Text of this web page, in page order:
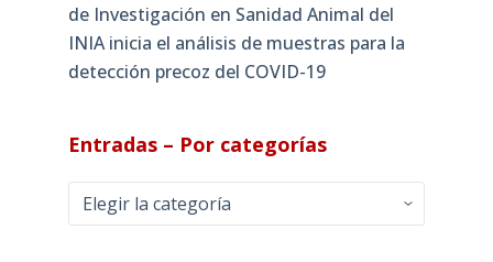
de Investigación en Sanidad Animal del
INIA inicia el análisis de muestras para la
detección precoz del COVID-19
Entradas – Por categorías
Entradas
–